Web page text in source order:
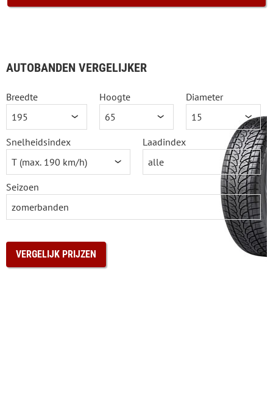
AUTOBANDEN VERGELIJKER
Breedte Hoogte Diameter
Snelheidsindex Laadindex
Seizoen